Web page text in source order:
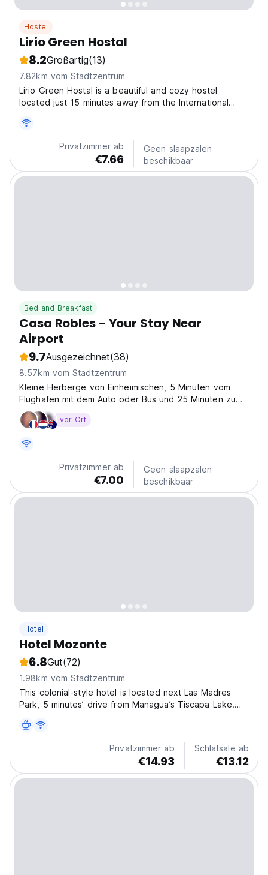
Hostel
Lirio Green Hostal
8.2Großartig(13)
7.82km vom Stadtzentrum
Lirio Green Hostal is a beautiful and cozy hostel
located just 15 minutes away from the International
accommodate your needs distributed in two floors: 7
rooms upstairs and 3 rooms downstairs. We have
common...Privatzimmer ab
€7.66
Geen slaapzalen
beschikbaar
Bed and Breakfast
Casa Robles - Your Stay Near
Airport
9.7Ausgezeichnet(38)
8.57km vom Stadtzentrum
Kleine Herberge von Einheimischen, 5 Minuten vom
Flughafen mit dem Auto oder Bus und 25 Minuten zu
Fuß entfernt. Unser Zimmer
vor Ort
Privatzimmer ab
€7.00
Geen slaapzalen
beschikbaar
Hotel
Hotel Mozonte
6.8Gut(72)
1.98km vom Stadtzentrum
This colonial-style hotel is located next Las Madres
Park, 5 minutes’ drive from Managua’s Tiscapa Lake.
a restaurant. The centre of Managua is 10 minutes’
drive away, while the lake and waterfront promenade...
Privatzimmer ab
€14.93
Schlafsäle ab
€13.12